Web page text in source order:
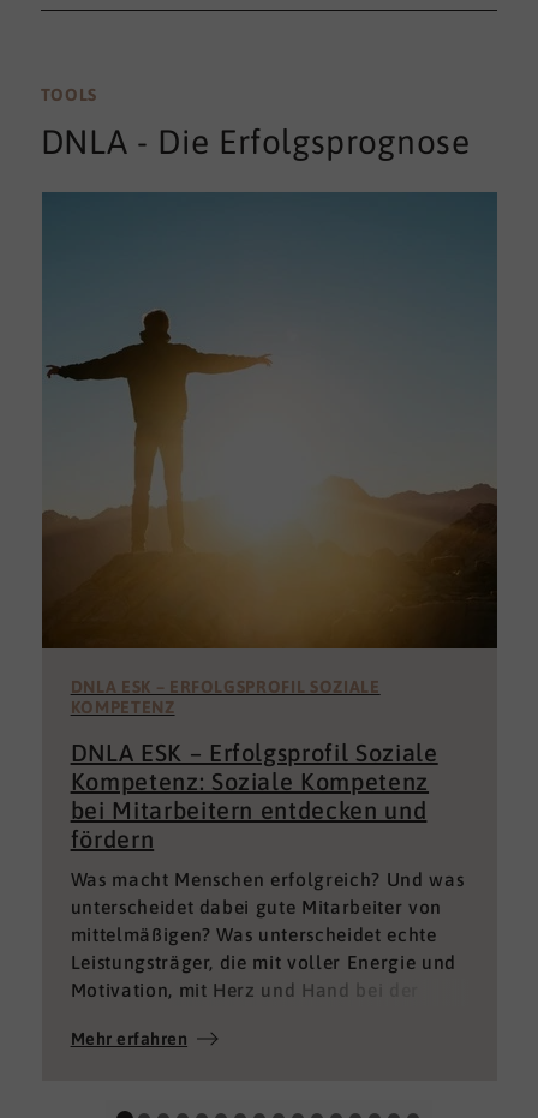
TOOLS
DNLA - Die Erfolgsprognose
DNLA ESK – ERFOLGSPROFIL SOZIALE
KOMPETENZ
DNLA ESK – Erfolgsprofil Soziale
Kompetenz: Soziale Kompetenz
bei Mitarbeitern entdecken und
fördern
Was macht Menschen erfolgreich? Und was
unterscheidet dabei gute Mitarbeiter von
mittelmäßigen? Was unterscheidet echte
Leistungsträger, die mit voller Energie und
Motivation, mit Herz und Hand bei der
„Job“ machen und von denen, die – aus
Mehr erfahren